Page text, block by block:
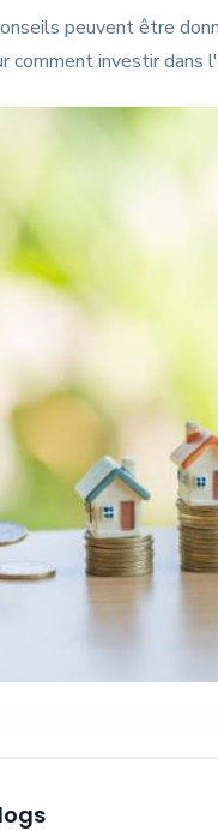
peuvent être
comment investir dans